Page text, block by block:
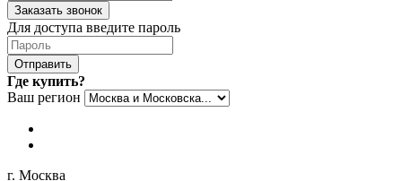
Заказать звонок
Для доступа введите пароль
Отправить
Где купить?
Ваш регион
г. Москва